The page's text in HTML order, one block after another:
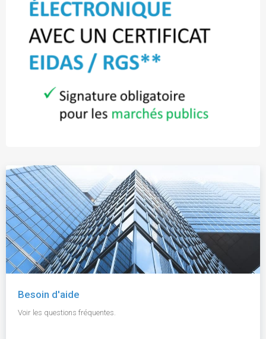
Besoin d'aide
Voir les questions fréquentes.